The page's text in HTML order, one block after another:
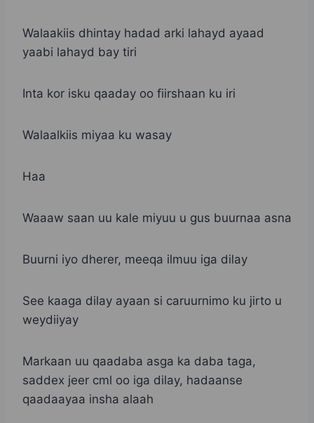
Walaakiis dhintay hadad arki lahayd ayaad
yaabi lahayd bay tiri
Inta kor isku qaaday oo fiirshaan ku iri
Walaalkiis miyaa ku wasay
Haa
Waaaw saan uu kale miyuu u gus buurnaa asna
Buurni iyo dherer, meeqa ilmuu iga dilay
See kaaga dilay ayaan si caruurnimo ku jirto u
weydiiyay
Markaan uu qaadaba asga ka daba taga,
saddex jeer cml oo iga dilay, hadaanse
qaadaayaa insha alaah